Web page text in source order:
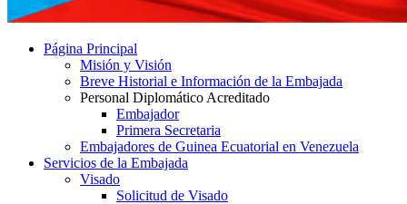
Página Principal
Misión y Visión
Breve Historial e Información de la Embajada
Personal Diplomático Acreditado
Embajador
Primera Secretaria
Embajadores de Guinea Ecuatorial en Venezuela
Servicios de la Embajada
Visado
Solicitud de Visado